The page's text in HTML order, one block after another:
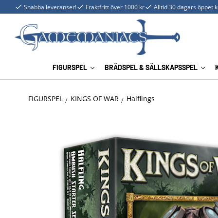
Snabba leveranser! Fraktfritt över 1000 kr Alltid 30 dagars öppet
FIGURSPEL BRÄDSPEL & SÄLLSKAPSSPEL
FIGURSPEL KINGS OF WAR Halflings